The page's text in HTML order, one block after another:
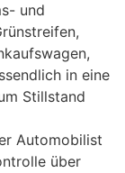
und
in eine
Stillstand
Automobilist
über